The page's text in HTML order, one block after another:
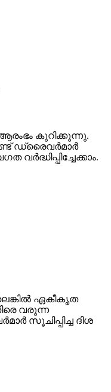
കുറിക്കുന്നു.
ഡ്രൈവർമാർ
ഏകീകൃത
വരുന്ന
സൂചിപ്പിച്ച ദിശ